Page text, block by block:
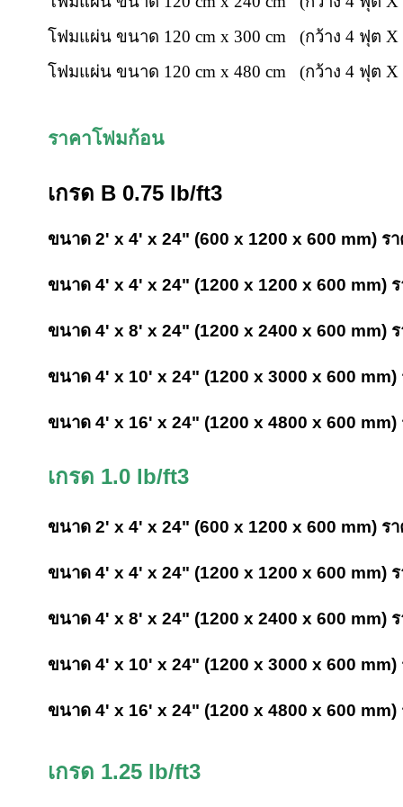
โฟมแผ่น ขนาด 120 cm x 300 cm (กว้าง 4ฟุต X
โฟมแผ่น ขนาด 120 cm x 480 cm (กว้าง 4ฟุต X
ราคาโฟมก้อน
เกรด B 0.75 lb/ft3
ขนาด 2' x 4' x 24" (600 x 1200 x 600 mm) ร
ขนาด 4' x 4' x 24" (1200 x 1200 x 600 mm)
ขนาด 4' x 8' x 24" (1200 x 2400 x 600 mm)
ขนาด 4' x 10' x 24" (1200 x 3000 x 600
ขนาด 4' x 16' x 24" (1200 x 4800 x 600 mm)
เกรด 1.0 lb/ft3
ขนาด 2' x 4' x 24" (600 x 1200 x 600 mm) ร
ขนาด 4' x 4' x 24" (1200 x 1200 x 600 mm)
ขนาด 4' x 8' x 24" (1200 x 2400 x 600 mm)
ขนาด 4' x 10' x 24" (1200 x 3000 x 600
ขนาด 4' x 16' x 24" (1200 x 4800 x 600 mm)
เกรด 1.25 lb/ft3